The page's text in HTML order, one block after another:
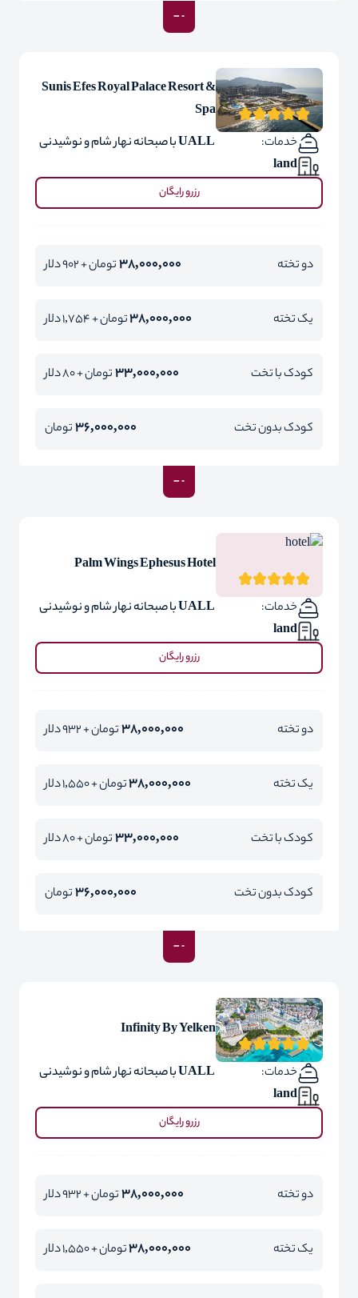
Sunis Efes Royal Palace Resort &
Spa
خدمات:
UALL با صبحانه نهار شام و نوشیدنی
land
رزرو رایگان
دو تخته 38,000,000تومان + 902 دلار
یک تخته 38,000,000تومان + 1,754 دلار
کودک با تخت 33,000,000تومان + 80 دلار
کودک بدون تخت 36,000,000تومان
Palm Wings Ephesus Hotel
خدمات:
UALL با صبحانه نهار شام و نوشیدنی
land
رزرو رایگان
دو تخته 38,000,000تومان + 932 دلار
یک تخته 38,000,000تومان + 1,550 دلار
کودک با تخت 33,000,000تومان + 80 دلار
کودک بدون تخت 36,000,000تومان
Infinity By Yelken
خدمات:
UALL با صبحانه نهار شام و نوشیدنی
land
رزرو رایگان
دو تخته 38,000,000تومان + 932 دلار
یک تخته 38,000,000تومان + 1,550 دلار